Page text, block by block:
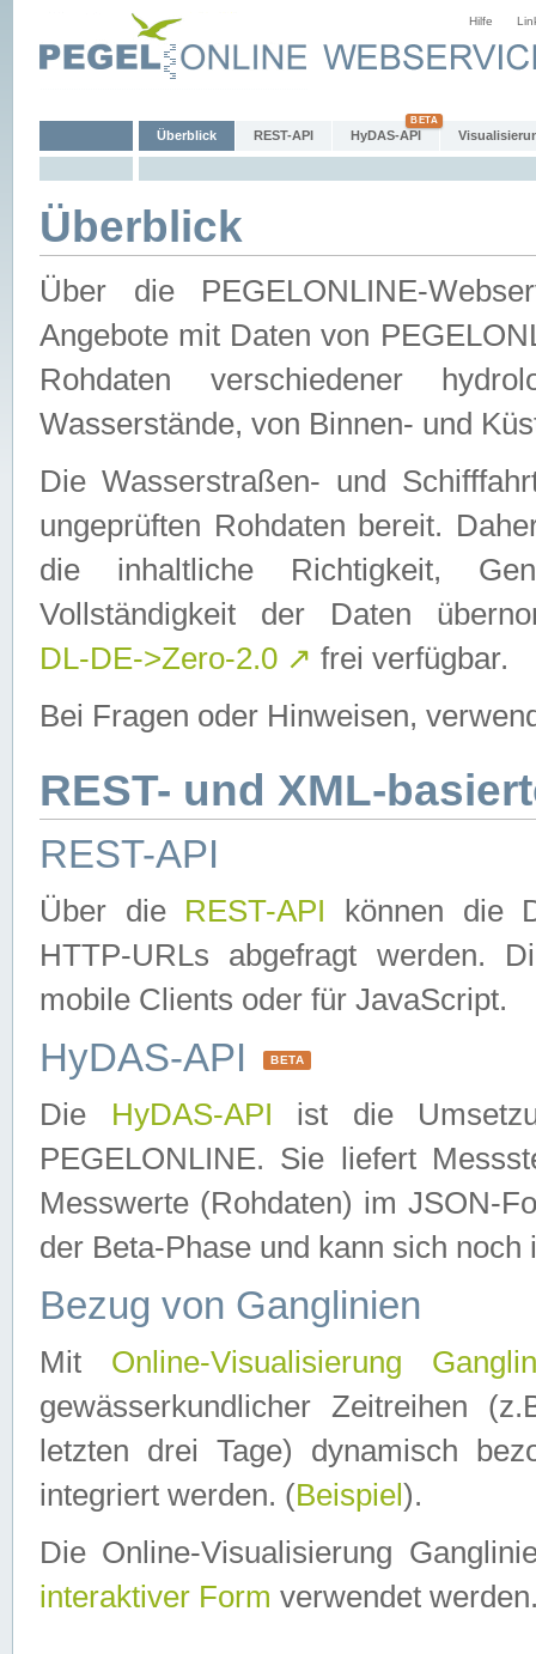
Hilfe
Überblick REST-API HyDAS-API
Überblick
Über die PEGELONLINE-
Angebote mit Daten von
Rohdaten verschiedener
Wasserstände, von Binnen- und
Die Wasserstraßen- und
ungeprüften Rohdaten bereit.
die inhaltliche Richtigkeit,
Vollständigkeit der Daten
DL-DE->Zero-2.0 ↗ frei verfügbar.
Bei Fragen oder Hinweisen,
REST- und XML-
REST-API
Über die REST-API können die
HTTP-URLs abgefragt werden.
mobile Clients oder für JavaScript.
HyDAS-API BETA
Die HyDAS-API ist die
PEGELONLINE. Sie liefert
Messwerte (Rohdaten) im JSON-
der Beta-Phase und kann sich noch
Bezug von Ganglinien
Mit Online-Visualisierung
gewässerkundlicher Zeitreihen
letzten drei Tage) dynamisch
integriert werden. (Beispiel ).
Die Online-Visualisierung
interaktiver Form verwendet